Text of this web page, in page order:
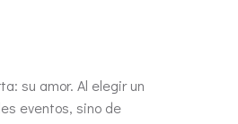
su amor. Al elegir un
eventos, sino de